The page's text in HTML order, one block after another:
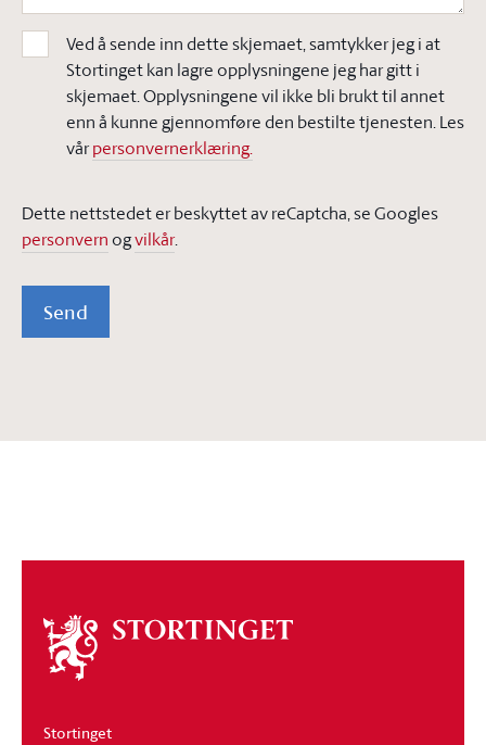
Ved å sende inn dette skjemaet, samtykker jeg i at
Stortinget kan lagre opplysningene jeg har gitt i
skjemaet. Opplysningene vil ikke bli brukt til annet
enn å kunne gjennomføre den bestilte tjenesten. Les
vårpersonvernerklæring.
Dette nettstedet er beskyttet av reCaptcha, se Googles
personvern ogvilkår.
Send
Om
stortinget
Stortinget